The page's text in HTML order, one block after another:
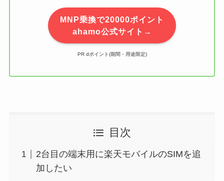
MNP乗換で20000ポイント
ahamo公式サイト→
PR dポイント(期間・用途限定)
目次
2台目の端末用に楽天モバイルのSIMを追
加したい